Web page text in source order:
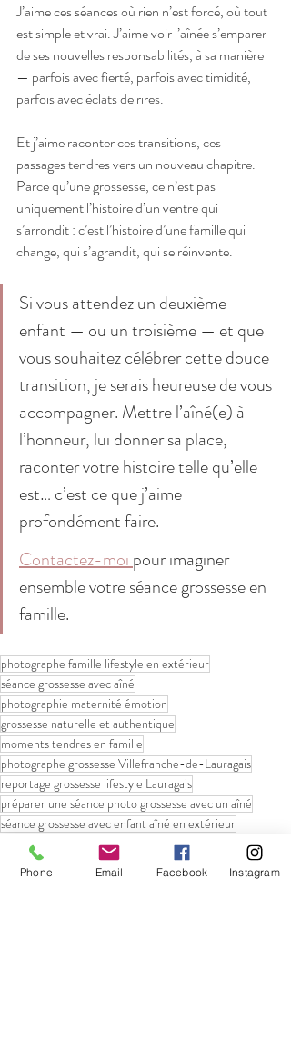
J’aime ces séances où rien n’est forcé, où tout
est simple et vrai. J’aime voir l’aînée s’emparer
de ses nouvelles responsabilités, à sa manière
— parfois avec fierté, parfois avec timidité,
parfois avec éclats de rires.
Et j’aime raconter ces transitions, ces
passages tendres vers un nouveau chapitre.
Parce qu’une grossesse, ce n’est pas
uniquement l’histoire d’un ventre qui
s’arrondit : c’est l’histoire d’une famille qui
change, qui s’agrandit, qui se réinvente.
Si vous attendez un deuxième
enfant — ou un troisième — et que
vous souhaitez célébrer cette douce
transition, je serais heureuse de vous
accompagner. Mettre l’aîné(e) à
l’honneur, lui donner sa place,
raconter votre histoire telle qu’elle
est… c’est ce que j’aime
profondément faire.
Contactez-moi pour imaginer
ensemble votre séance grossesse en
famille.
photographe famille lifestyle en extérieur
séance grossesse avec aîné
photographie maternité émotion
grossesse naturelle et authentique
moments tendres en famille
photographe grossesse Villefranche-de-Lauragais
reportage grossesse lifestyle Lauragais
préparer une séance photo grossesse avec un aîné
séance grossesse avec enfant aîné en extérieur
Famille
Grossesse
Phone Email Facebook Instagram